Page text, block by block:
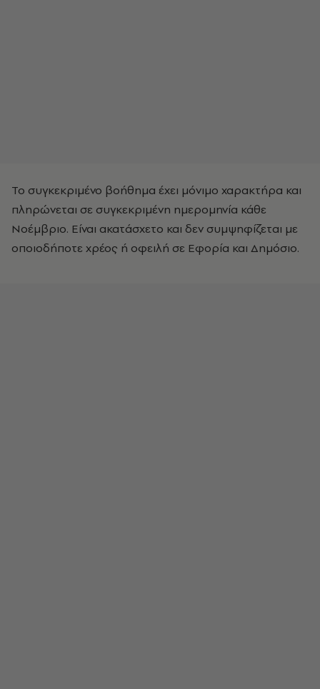
Το συγκεκριμένο βοήθημα έχει μόνιμο χαρακτήρα και
πληρώνεται σε συγκεκριμένη ημερομηνία κάθε
Νοέμβριο. Είναι ακατάσχετο και δεν συμψηφίζεται με
οποιοδήποτε χρέος ή οφειλή σε Εφορία και Δημόσιο.